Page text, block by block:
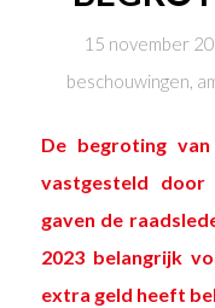
15 november
beschouwingen,
De begroting
vastgesteld
gaven de
2023 belangrijk
extra geld heeft